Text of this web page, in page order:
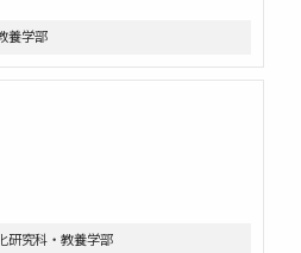
養学部
究科・教養学部